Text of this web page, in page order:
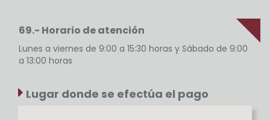
69.- Horario de atención
Lunes a viernes de 9:00 a 15:30 horas y Sábado de 9:00
a 13:00 horas
Lugar donde se efectúa el pago